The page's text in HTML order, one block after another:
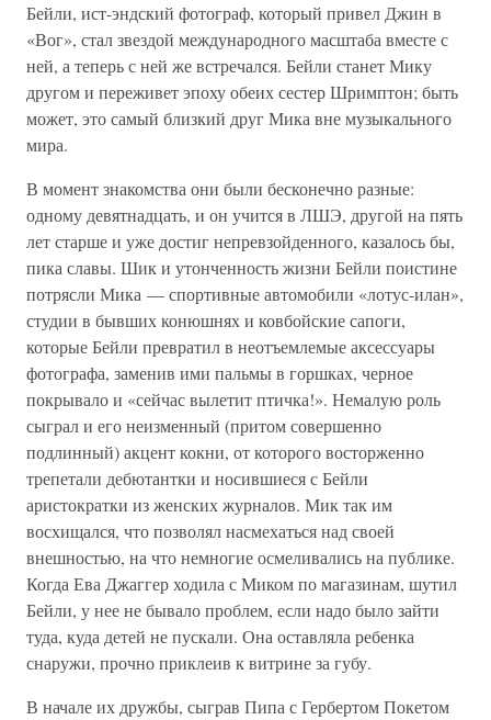
Бейли, ист-эндский фотограф, который привел Джин в
«Вог», стал звездой международного масштаба вместе с
ней, а теперь с ней же встречался. Бейли станет Мику
другом и переживет эпоху обеих сестер Шримптон; быть
может, это самый близкий друг Мика вне музыкального
мира.
В момент знакомства они были бесконечно разные:
одному девятнадцать, и он учится в ЛШЭ, другой на пять
лет старше и уже достиг непревзойденного, казалось бы,
пика славы. Шик и утонченность жизни Бейли поистине
потрясли Мика — спортивные автомобили «лотус-илан»,
студии в бывших конюшнях и ковбойские сапоги,
которые Бейли превратил в неотъемлемые аксессуары
фотографа, заменив ими пальмы в горшках, черное
покрывало и «сейчас вылетит птичка!». Немалую роль
сыграл и его неизменный (притом совершенно
подлинный) акцент кокни, от которого восторженно
трепетали дебютантки и носившиеся с Бейли
аристократки из женских журналов. Мик так им
восхищался, что позволял насмехаться над своей
внешностью, на что немногие осмеливались на публике.
Когда Ева Джаггер ходила с Миком по магазинам, шутил
Бейли, у нее не бывало проблем, если надо было зайти
туда, куда детей не пускали. Она оставляла ребенка
снаружи, прочно приклеив к витрине за губу.
В начале их дружбы, сыграв Пипа с Гербертом Покетом